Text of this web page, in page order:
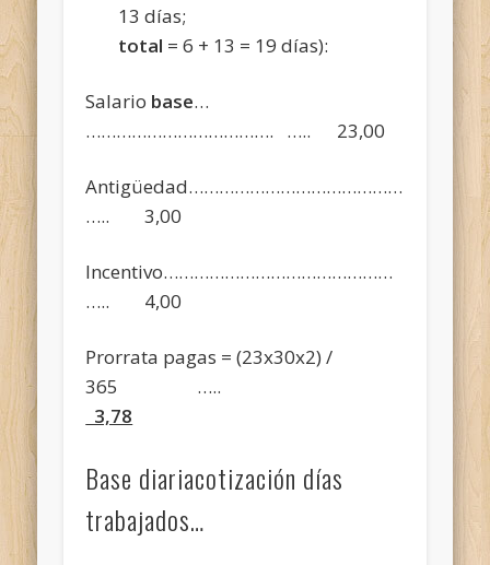
13 días;
total = 6 + 13 = 19 días):
Salario base…
………………………………. ….. 23,00
Antigüedad……………………………………
….. 3,00
Incentivo………………………………………
….. 4,00
Prorrata pagas = (23x30x2) /
365 …..
3,78
Base diariacotización días
trabajados…